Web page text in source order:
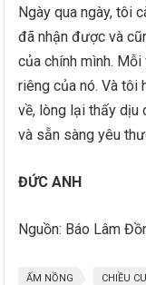
Ngày qua ngày, tôi
đã nhận được và
của chính mình.
riêng của nó. Và tôi
về, lòng lại thấy dịu
và sẵn sàng yêu
ĐỨC ANH
Nguồn: Báo Lâm
ẤM NỒNG CHIỀU